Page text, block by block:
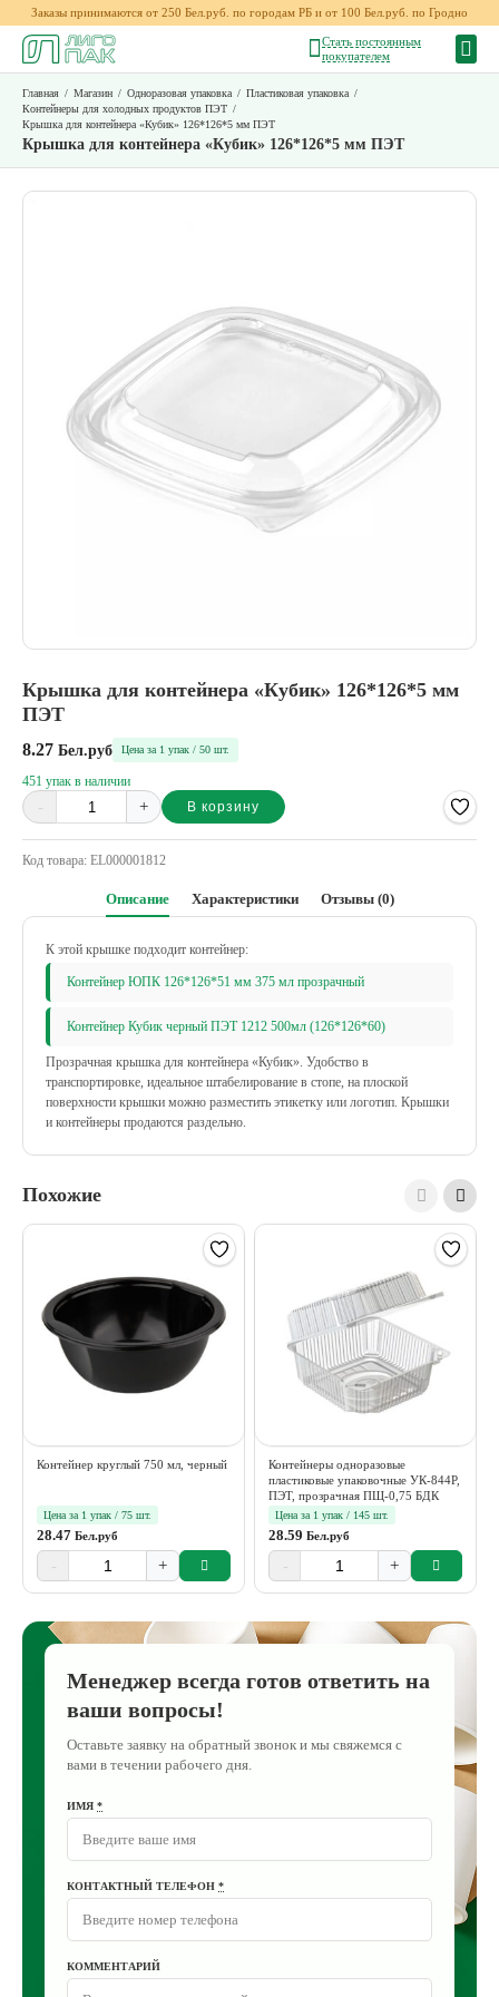
Заказы принимаются от 250 Бел.руб. по городам РБ и от 100 Бел.руб. по Гродно
Стать постоянным
покупателем
Главная / Магазин / Одноразовая упаковка / Пластиковая упаковка /
Контейнеры для холодных продуктов ПЭТ /
Крышка для контейнера «Кубик» 126*126*5 мм ПЭТ
Крышка для контейнера «Кубик» 126*126*5 мм ПЭТ
Крышка для контейнера «Кубик» 126*126*5 мм
ПЭТ
8.27 Бел.руб Цена за 1 упак / 50 шт.
451 упак в наличии
- + В корзину
Alternative:
Код товара: EL000001812
Описание Характеристики Отзывы (0)
К этой крышке подходит контейнер:
Контейнер ЮПК 126*126*51 мм 375 мл прозрачный
Контейнер Кубик черный ПЭТ 1212 500мл (126*126*60)
Прозрачная крышка для контейнера «Кубик». Удобство в
транспортировке, идеальное штабелирование в стопе, на плоской
поверхности крышки можно разместить этикетку или логотип. Крышки
и контейнеры продаются раздельно.
Похожие
Контейнер круглый 750 мл, черный
Цена за 1 упак / 75 шт.
28.47 Бел.руб
- +
Контейнеры одноразовые
пластиковые упаковочные УК-844Р,
ПЭТ, прозрачная ПЩ-0,75 БДК
Цена за 1 упак / 145 шт.
28.59 Бел.руб
- +
Менеджер всегда готов ответить на
ваши вопросы!
Оставьте заявку на обратный звонок и мы свяжемся с
вами в течении рабочего дня.
ИМЯ *
КОНТАКТНЫЙ ТЕЛЕФОН *
КОММЕНТАРИЙ